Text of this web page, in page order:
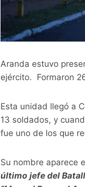
Aranda estuvo
ejército. Formaron
Esta unidad llegó a
13 soldados, y
fue uno de los que
Su nombre aparece
último jefe del